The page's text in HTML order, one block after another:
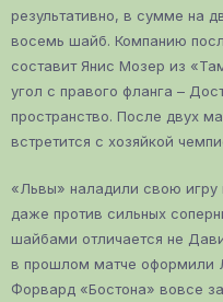
результативно, в сумме на
восемь шайб. Компанию
составит Янис Мозер из
угол с правого фланга –
пространство. После двух
встретится с хозяйкой
«Львы» наладили свою игру
даже против сильных
шайбами отличается не
в прошлом матче оформили
Форвард «Бостона» вовсе